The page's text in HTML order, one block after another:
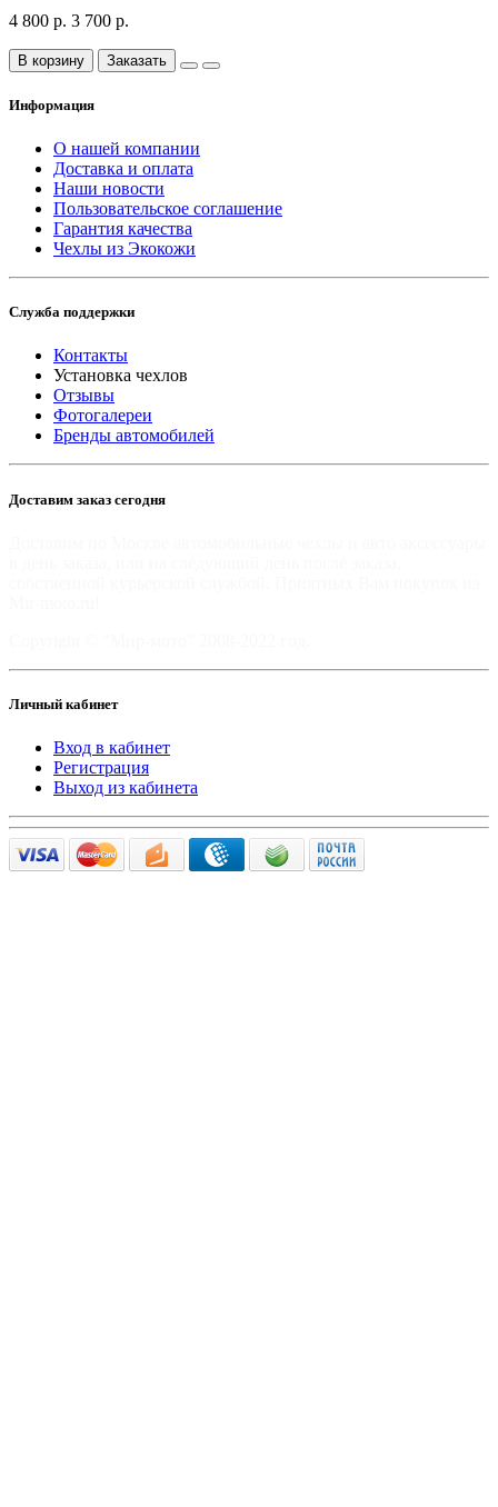
4 800 р. 3 700 р.
В корзину Заказать
Информация
О нашей компании
Доставка и оплата
Наши новости
Пользовательское соглашение
Гарантия качества
Чехлы из Экокожи
Служба поддержки
Контакты
Установка чехлов
Отзывы
Фотогалереи
Бренды автомобилей
Доставим заказ сегодня
Личный кабинет
Вход в кабинет
Регистрация
Выход из кабинета